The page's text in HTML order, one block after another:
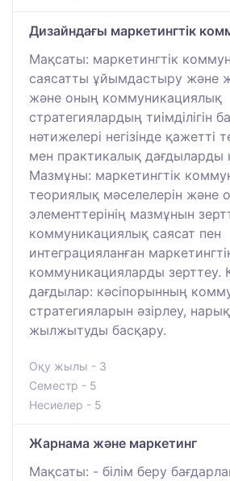
Дизайндағы маркетингтік
Мақсаты: маркетингтік
саясатты ұйымдастыру және
және оның коммуникациялық
стратегиялардың тиімділігін
нәтижелері негізінде қажетті
мен практикалық дағдыларды
Мазмұны: маркетингтік
теориялық мәселелерін және
элементтерінің мазмұнын
коммуникациялық саясат пен
интеграцияланған
коммуникацияларды зерттеу.
дағдылар: кәсіпорынның
стратегияларын әзірлеу,
жылжытуды басқару.
Оқу жылы - 3
Семестр - 5
Несиелер - 5
Жарнама және маркетинг
Мақсаты: - білім беру